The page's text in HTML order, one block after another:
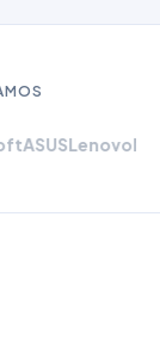
LenovoMikroTik